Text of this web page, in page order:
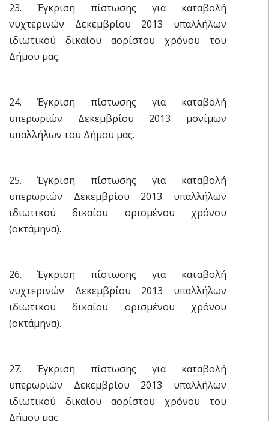
23. Έγκριση πίστωσης για καταβολή
νυχτερινών Δεκεμβρίου 2013 υπαλλήλων
ιδιωτικού δικαίου αορίστου χρόνου του
Δήμου μας.
24. Έγκριση πίστωσης για καταβολή
υπερωριών Δεκεμβρίου 2013 μονίμων
υπαλλήλων του Δήμου μας.
25. Έγκριση πίστωσης για καταβολή
υπερωριών Δεκεμβρίου 2013 υπαλλήλων
ιδιωτικού δικαίου ορισμένου χρόνου
(οκτάμηνα).
26. Έγκριση πίστωσης για καταβολή
νυχτερινών Δεκεμβρίου 2013 υπαλλήλων
ιδιωτικού δικαίου ορισμένου χρόνου
(οκτάμηνα).
27. Έγκριση πίστωσης για καταβολή
υπερωριών Δεκεμβρίου 2013 υπαλλήλων
ιδιωτικού δικαίου αορίστου χρόνου του
Δήμου μας.